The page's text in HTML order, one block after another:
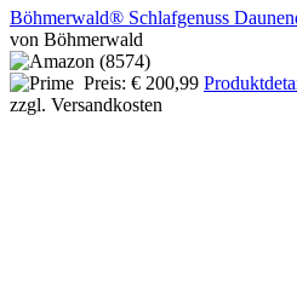
Böhmerwald® Schlafgenuss
von Böhmerwald
Preis: € 200,99
zzgl. Versandkosten